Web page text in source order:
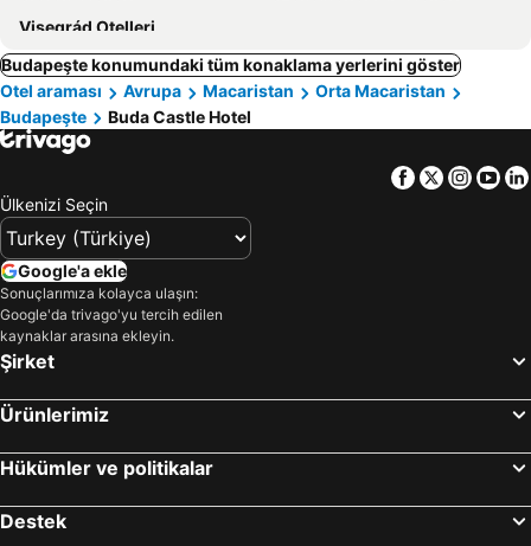
Visegrád Otelleri
Budapeşte konumundaki tüm konaklama yerlerini göster
Otel araması
Avrupa Macaristan
Orta Macaristan
Budapeşte
Buda Castle Hotel
Facebook
Twitter
Ülkenizi Seçin
Google'a ekle
Sonuçlarımıza kolayca ulaşın:
Google'da trivago'yu tercih edilen
kaynaklar arasına ekleyin.
Şirket
Ürünlerimiz
Hükümler ve politikalar
Destek